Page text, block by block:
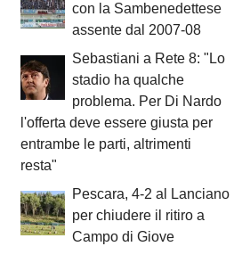
con la Sambenedettese
assente dal 2007-08
Sebastiani a Rete 8: "Lo
stadio ha qualche
problema. Per Di Nardo
l'offerta deve essere giusta per
entrambe le parti, altrimenti
resta"
Pescara, 4-2 al Lanciano
per chiudere il ritiro a
Campo di Giove